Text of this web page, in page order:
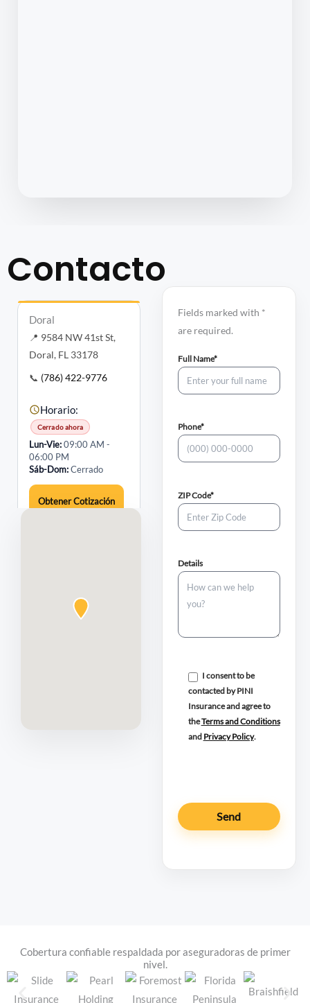
Contacto
Doral
📍 9584 NW 41st St,
Doral, FL 33178
📞 (786) 422-9776
Horario:
Cerrado ahora
Lun-Vie 09:00 AM -
06:00 PM
Sáb-Dom Cerrado
Obtener Cotización
una
nueva
Fields marked with *
are required.
Full Name*(required)
Phone*(required)
ZIP Code*(required)
Details
I consent to be
contacted by PINI
Insurance and agree to
theTerms and Conditions
and Privacy Policy.
Cobertura confiable respaldada por aseguradoras de primer
nivel.